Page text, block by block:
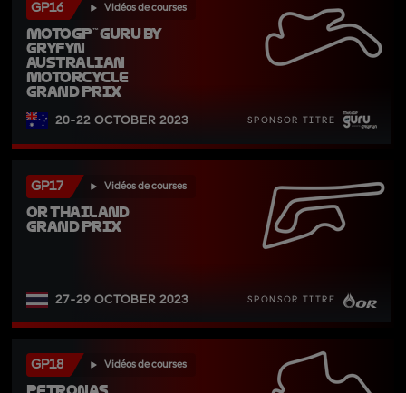
GP16 Vidéos de courses
MotoGP™ Guru by
Gryfyn
Australian
Motorcycle
Grand Prix
20-22 OCTOBER 2023 SPONSOR TITRE
GP17 Vidéos de courses
OR Thailand
Grand Prix
27-29 OCTOBER 2023 SPONSOR TITRE
GP18 Vidéos de courses